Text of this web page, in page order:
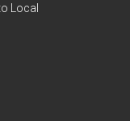
Local